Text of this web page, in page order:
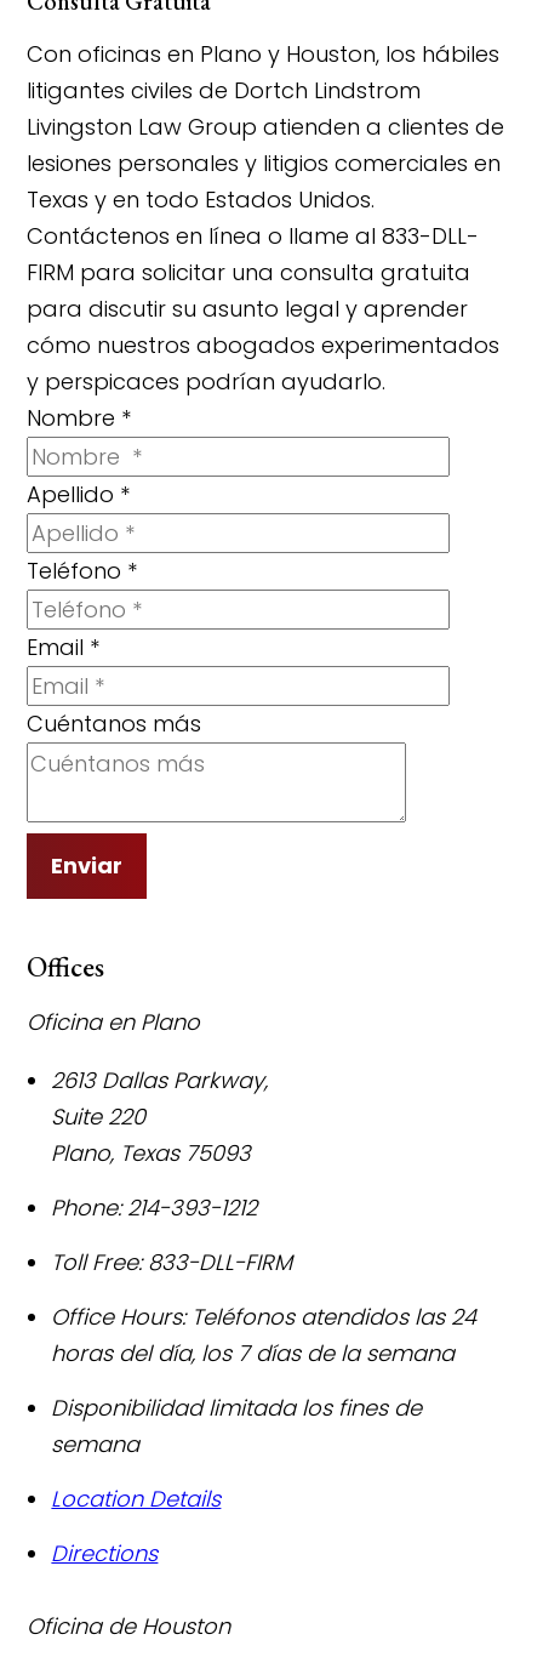
Con oficinas en Plano y Houston, los hábiles
litigantes civiles de Dortch Lindstrom
Livingston Law Group atienden a clientes de
lesiones personales y litigios comerciales en
Texas y en todo Estados Unidos.
Contáctenos en línea o llame al 833-DLL-
FIRM para solicitar una consulta gratuita
para discutir su asunto legal y aprender
cómo nuestros abogados experimentados
y perspicaces podrían ayudarlo.
Nombre *
Apellido *
Teléfono *
Email *
Cuéntanos más
Enviar
Offices
Oficina en Plano
2613 Dallas Parkway,
Suite 220
Plano, Texas 75093
Phone: 214-393-1212
Toll Free: 833-DLL-FIRM
Office Hours: Teléfonos atendidos las 24
horas del día, los 7 días de la semana
Disponibilidad limitada los fines de
semana
Location Details
Directions
Oficina de Houston